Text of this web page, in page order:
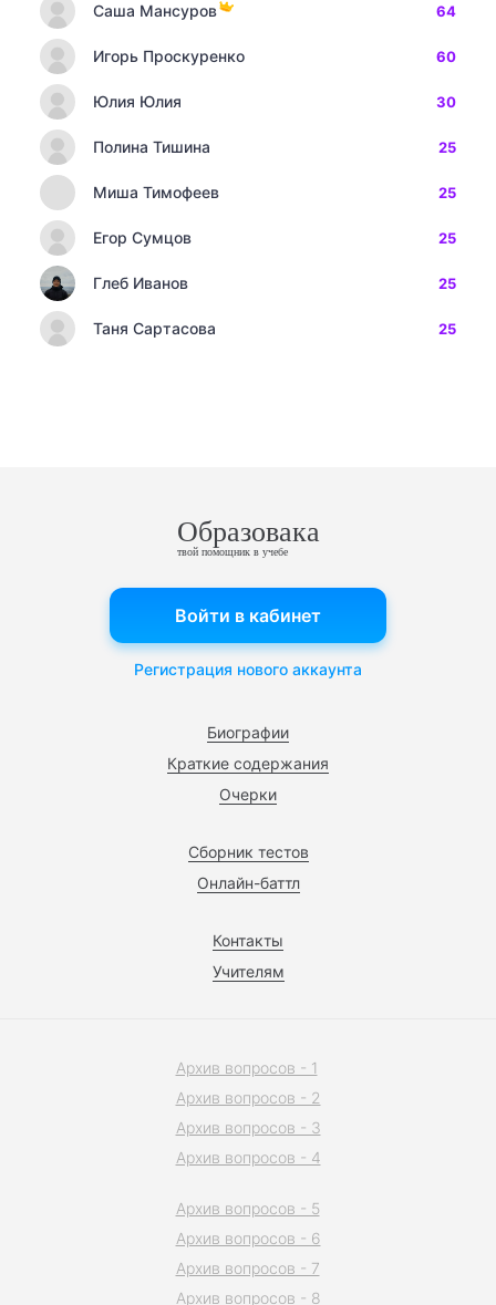
Саша Мансуров 64
Игорь Проскуренко 60
Юлия Юлия 30
Полина Тишина 25
Миша Тимофеев 25
Егор Сумцов 25
Глеб Иванов 25
Таня Сартасова 25
Образовака
твой помощник в учебе
Биографии
Краткие содержания
Очерки
Сборник тестов
Онлайн-баттл
Контакты
Учителям
Войти в кабинет
Регистрация нового аккаунта
Архив вопросов - 1
Архив вопросов - 2
Архив вопросов - 3
Архив вопросов - 4
Архив вопросов - 5
Архив вопросов - 6
Архив вопросов - 7
Архив вопросов - 8